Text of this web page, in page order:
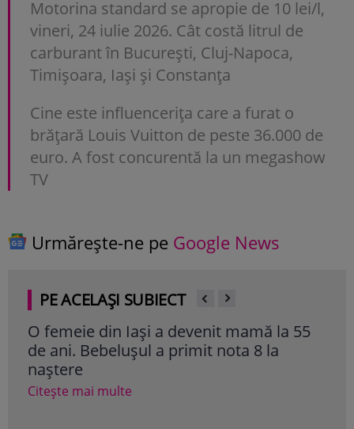
Motorina standard se apropie de 10 lei/l,
vineri, 24 iulie 2026. Cât costă litrul de
carburant în București, Cluj-Napoca,
Timișoara, Iași și Constanța
Cine este influencerița care a furat o
brățară Louis Vuitton de peste 36.000 de
euro. A fost concurentă la un megashow
TV
Urmărește-ne pe Google News
PE ACELAȘI SUBIECT
O femeie din Iași a devenit mamă la 55
de ani. Bebelușul a primit nota 8 la
naștere
Citește mai multe